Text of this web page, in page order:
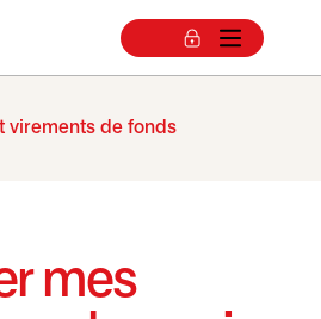
virements de fonds
mes